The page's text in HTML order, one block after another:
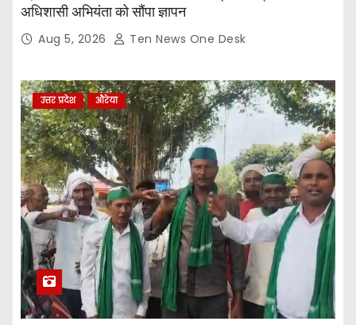
अधिशासी अभियंता को सौंपा ज्ञापन
Aug 5, 2026 Ten News One Desk
उत्तर प्रदेश औरेया